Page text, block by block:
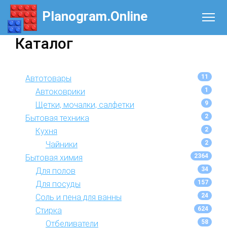
Planogram.Online
Каталог
Автотовары 11
Автоковрики 1
Щетки, мочалки, салфетки 9
Бытовая техника 2
Кухня 2
Чайники 2
Бытовая химия 2364
Для полов 34
Для посуды 157
Соль и пена для ванны 24
Стирка 624
Отбеливатели 58